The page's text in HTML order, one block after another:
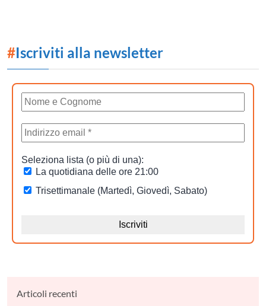
#Iscriviti alla newsletter
Articoli recenti